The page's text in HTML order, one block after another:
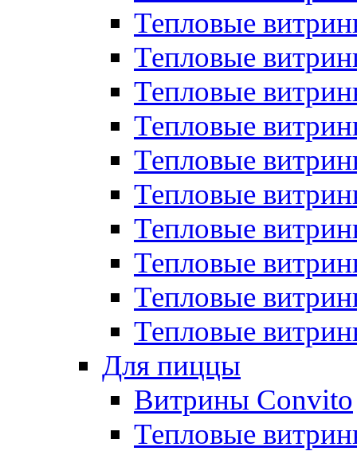
Тепловые
Тепловые
Тепловые
Тепловые
Тепловые
Тепловые
Тепловые
Тепловые
Тепловые
Тепловые
Для пиццы
Витрины Convito
Тепловые